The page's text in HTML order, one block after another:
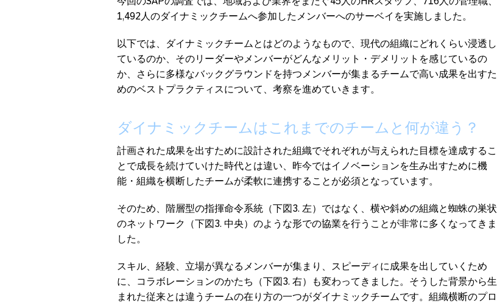
1,492人のダイナミックチームへ参加したメンバーへのサーベイを実施しました。
以下では、ダイナミックチームとはどのようなもので、現代の組織にどれくらい浸透し
ているのか、そのリーダーやメンバーがどんなメリット・デメリットを感じているの
か、さらに多様なバックグラウンドを持つメンバーが集まるチームで高い成果を出すた
めのベストプラクティスについて、考察を進めていきます。
ダイナミックチームはこれまでのチームと何が違う？
計画された成果を出すために設計された組織でそれぞれが与えられた目標を達成するこ
とで成長を続けていけた時代とは違い、昨今ではイノベーションを生み出すために機
能・組織を横断したチームが柔軟に連携することが必須となっています。
そのため、階層型の指揮命令系統（下図3. 左）ではなく、横や斜めの組織と蜘蛛の巣状
のネットワーク（下図3. 中央）のような形での協業を行うことが非常に多くなってきま
した。
スキル、経験、立場が異なるメンバーが集まり、スピーディに成果を出していくため
に、コラボレーションのかたち（下図3. 右）も変わってきました。そうした背景から生
まれた従来とは違うチームの在り方の一つがダイナミックチームです。組織横断のプロ